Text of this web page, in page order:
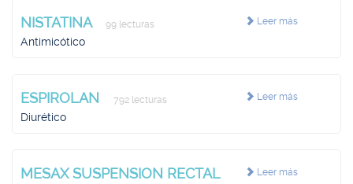
Leer más
NISTATINA 99 lecturas
Antimicótico
Leer más
ESPIROLAN 792 lecturas
Diurético
Leer más
MESAX SUSPENSION RECTAL